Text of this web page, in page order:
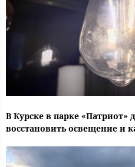
В Курске в парке
восстановить освещение и